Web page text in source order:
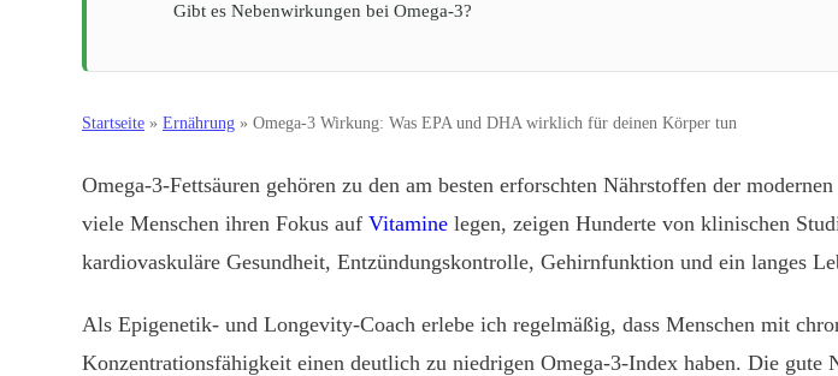
Gibt es Nebenwirkungen bei Omega-3?
Startseite » Ernährung » Omega-3 Wirkung: Was EPA und DHA wirklich für deinen Körper tun
Omega-3-Fettsäuren gehören zu den am besten erforschten Nährstoffen der
viele Menschen ihren Fokus auf Vitamine legen, zeigen Hunderte von klinischen
kardiovaskuläre Gesundheit, Entzündungskontrolle, Gehirnfunktion und ein langes
Als Epigenetik- und Longevity-Coach erlebe ich regelmäßig, dass Menschen mit
Konzentrationsfähigkeit einen deutlich zu niedrigen Omega-3-Index haben. Die